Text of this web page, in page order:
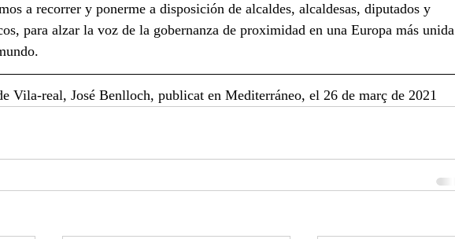
a recorrer y ponerme a disposición de alcaldes, alcaldesas, diputados y
para alzar la voz de la gobernanza de proximidad en una Europa más unida
Vila-real, José Benlloch, publicat en Mediterráneo, el 26 de març de 2021